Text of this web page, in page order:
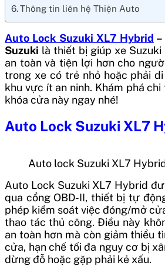
Thông tin liên hệ Thiện Auto
Auto Lock Suzuki XL7 Hybrid
Suzuki là thiết bị giúp xe
an toàn và tiện lợi hơn cho
trong xe có trẻ nhỏ hoặc phải
khu vực ít an ninh. Khám phá
khóa cửa này ngay nhé!
Auto Lock Suzuki XL7
Auto lock Suzuki XL7
Auto Lock Suzuki XL7 Hybrid
qua cổng OBD-II, thiết bị tự
phép kiểm soát việc đóng/mở
thao tác thủ công. Điều này
an toàn hơn mà còn giảm thiểu
cửa, hạn chế tối đa nguy cơ bị
dừng đỗ hoặc gặp phải kẻ xấu.